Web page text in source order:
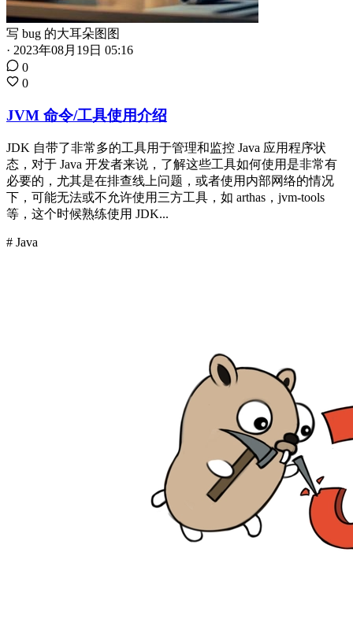
写 bug 的大耳朵图图
· 2023年08月19日 05:16
0
0
JVM 命令/工具使用介绍
JDK 自带了非常多的工具用于管理和监控 Java 应用程序状
态，对于 Java 开发者来说，了解这些工具如何使用是非常有
必要的，尤其是在排查线上问题，或者使用内部网络的情况
下，可能无法或不允许使用三方工具，如 arthas，jvm-tools
等，这个时候熟练使用 JDK...
# Java